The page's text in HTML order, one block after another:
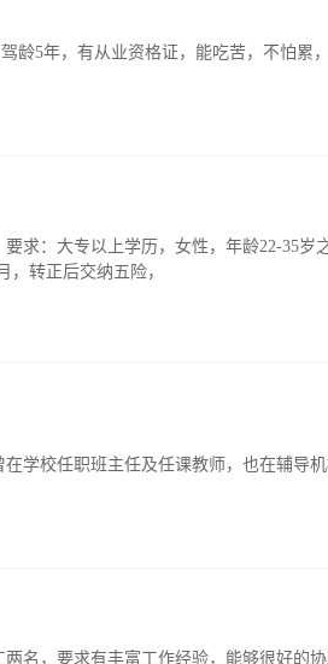
龄5年，有从业资格证，能吃苦，不怕累
求：大专以上学历，女性，年龄22-35岁
，转正后交纳五险，
学校任职班主任及任课教师，也在辅导
名，要求有丰富工作经验，能够很好的